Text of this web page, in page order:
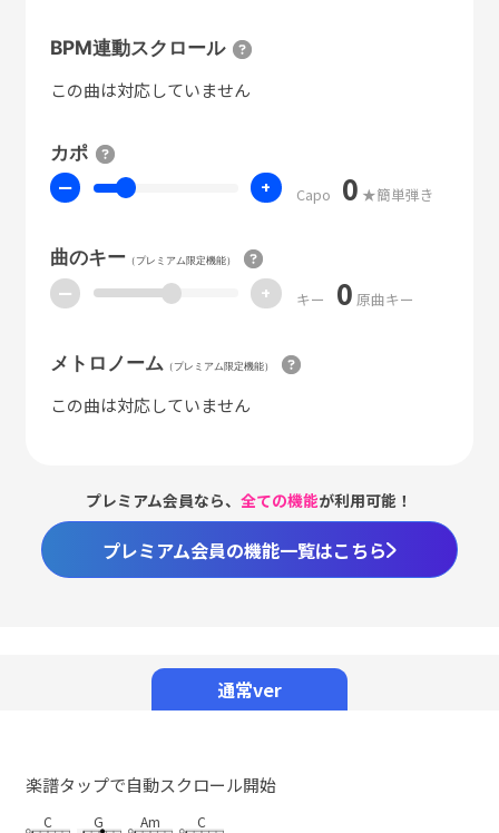
BPM連動スクロール
この曲は対応していません
カポ
ー + Capo 0 ★簡単弾き
曲のキー（プレミアム限定機能）
ー + キー 0 原曲キー
メトロノーム （プレミアム限定機能）
この曲は対応していません
プレミアム会員なら、全ての機能が利用可能！
プレミアム会員の機能一覧はこちら
通常ver
楽譜タップで自動スクロール開始
C G Am C